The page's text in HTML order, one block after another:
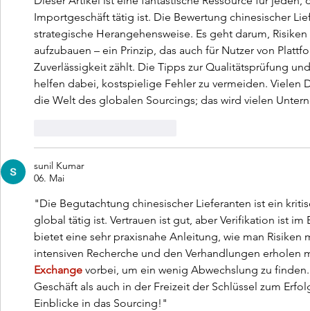
Importgeschäft tätig ist. Die Bewertung chinesischer
strategische Herangehensweise. Es geht darum,
aufzubauen – ein Prinzip, das auch für Nutzer von
Zuverlässigkeit zählt. Die Tipps zur Qualitätsprüfung
helfen dabei, kostspielige Fehler zu vermeiden.
die Welt des globalen Sourcings; das wird vielen
sunil Kumar
06. Mai
"Die Begutachtung chinesischer Lieferanten ist ein
global tätig ist. Vertrauen ist gut, aber Verifikation ist
bietet eine sehr praxisnahe Anleitung, wie man
intensiven Recherche und den Verhandlungen erholen
Exchange vorbei, um ein wenig Abwechslung zu
Geschäft als auch in der Freizeit der Schlüssel zum
Einblicke in das Sourcing!"